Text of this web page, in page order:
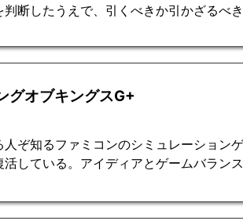
判断したうえで、引くべきか引かざるべ
グオブキングスG+
人ぞ知るファミコンのシミュレーション
活している。アイディアとゲームバラン